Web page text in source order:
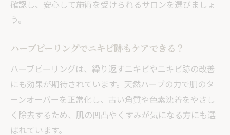
確認し、安心して施術を受けられるサロンを選びましょ
う。
ハーブピーリングでニキビ跡もケアできる？
ハーブピーリングは、繰り返すニキビやニキビ跡の改善
にも効果が期待されています。天然ハーブの力で肌のタ
ーンオーバーを正常化し、古い角質や色素沈着をやさし
く除去するため、肌の凹凸やくすみが気になる方にも選
ばれています。